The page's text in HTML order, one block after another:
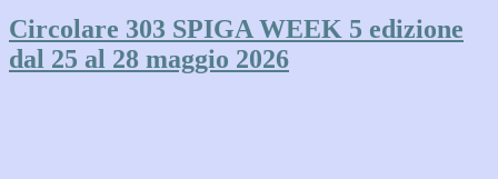
Circolare 303 SPIGA WEEK 5 edizione
dal 25 al 28 maggio 2026